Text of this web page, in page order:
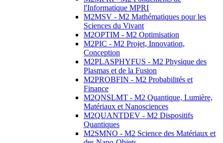
l'Informatique MPRI
M2MSV - M2 Mathématiques pour les
Sciences du Vivant
M2OPTIM - M2 Optimisation
M2PIC - M2 Projet, Innovation,
Conception
M2PLASPHYFUS - M2 Physique des
Plasmas et de la Fusion
M2PROBFIN - M2 Probabilités et
Finance
M2QNSLMT - M2 Quantique, Lumière,
Matériaux et Nanosciences
M2QUANTDEV - M2 Dispositifs
Quantiques
M2SMNO - M2 Science des Matériaux et